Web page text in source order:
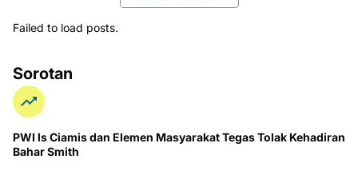
Failed to load posts.
Sorotan
PWI ls Ciamis dan Elemen Masyarakat Tegas Tolak Kehadiran
Bahar Smith